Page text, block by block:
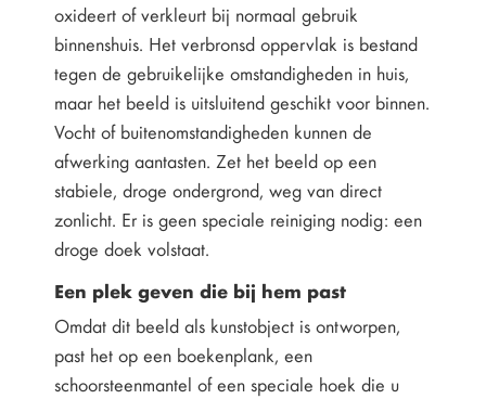
oxideert of verkleurt bij normaal gebruik
binnenshuis. Het verbronsd oppervlak is bestand
tegen de gebruikelijke omstandigheden in huis,
maar het beeld is uitsluitend geschikt voor binnen.
Vocht of buitenomstandigheden kunnen de
afwerking aantasten. Zet het beeld op een
stabiele, droge ondergrond, weg van direct
zonlicht. Er is geen speciale reiniging nodig: een
droge doek volstaat.
Een plek geven die bij hem past
Omdat dit beeld als kunstobject is ontworpen,
past het op een boekenplank, een
schoorsteenmantel of een speciale hoek die u